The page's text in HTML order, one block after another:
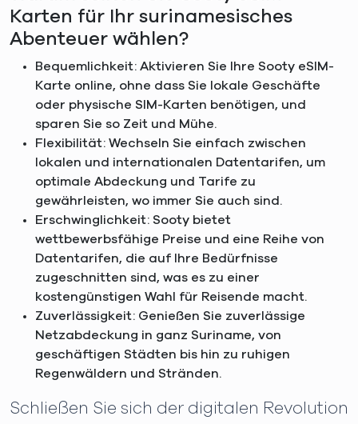
Karten für Ihr surinamesisches
Abenteuer wählen?
Bequemlichkeit: Aktivieren Sie Ihre Sooty eSIM-
Karte online, ohne dass Sie lokale Geschäfte
oder physische SIM-Karten benötigen, und
sparen Sie so Zeit und Mühe.
Flexibilität: Wechseln Sie einfach zwischen
lokalen und internationalen Datentarifen, um
optimale Abdeckung und Tarife zu
gewährleisten, wo immer Sie auch sind.
Erschwinglichkeit: Sooty bietet
wettbewerbsfähige Preise und eine Reihe von
Datentarifen, die auf Ihre Bedürfnisse
zugeschnitten sind, was es zu einer
kostengünstigen Wahl für Reisende macht.
Zuverlässigkeit: Genießen Sie zuverlässige
Netzabdeckung in ganz Suriname, von
geschäftigen Städten bis hin zu ruhigen
Regenwäldern und Stränden.
Schließen Sie sich der digitalen Revolution